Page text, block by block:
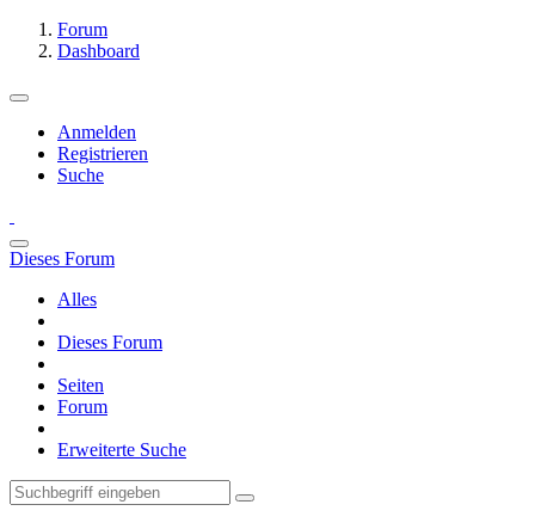
Forum
Dashboard
Anmelden
Registrieren
Suche
Dieses Forum
Alles
Dieses Forum
Seiten
Forum
Erweiterte Suche